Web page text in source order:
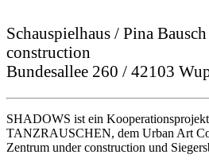
Schauspielhaus / Pina
construction
Bundesallee 260 / 42103
SHADOWS ist ein
TANZRAUSCHEN, dem Urban Art
Zentrum under construction und